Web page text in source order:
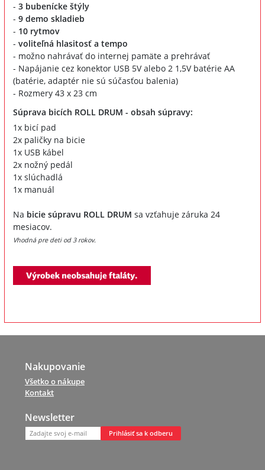
- 3 bubenícke štýly
- 9 demo skladieb
- 10 rytmov
- voliteľná hlasitosť a tempo
- možno nahrávať do internej pamäte a prehrávať
- Napájanie cez konektor USB 5V alebo 2 1,5V batérie AA
(batérie, adaptér nie sú súčasťou balenia)
- Rozmery 43 x 23 cm
Súprava bicích ROLL DRUM - obsah súpravy:
1x bicí pad
2x paličky na bicie
1x USB kábel
2x nožný pedál
1x slúchadlá
1x manuál
Na bicie súpravu ROLL DRUM sa vzťahuje záruka 24
mesiacov.
Vhodná pre deti od 3 rokov.
Nakupovanie
Všetko o nákupe
Kontakt
Newsletter
Prihlásiť sa k odberu